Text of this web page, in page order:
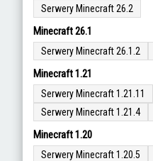
Serwery Minecraft 26.2
Minecraft 26.1
Serwery Minecraft 26.1.2
Minecraft 1.21
Serwery Minecraft 1.21.11
Serwery Minecraft 1.21.4
Minecraft 1.20
Serwery Minecraft 1.20.5